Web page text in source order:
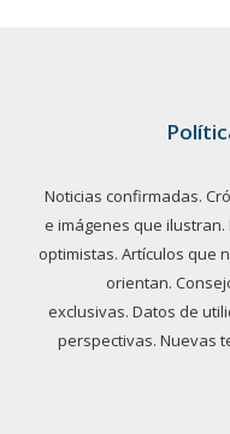
Noticias confirmadas.
e imágenes que
optimistas. Artículos que
orientan.
exclusivas. Datos de
perspectivas. Nuevas